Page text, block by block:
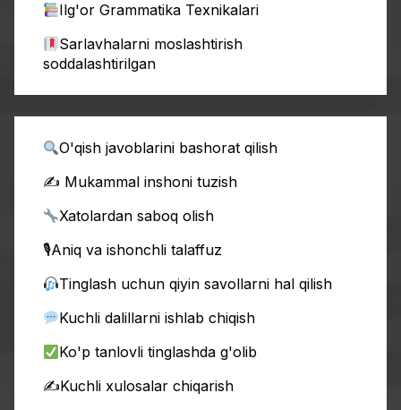
Ilg'or Grammatika Texnikalari
Sarlavhalarni moslashtirish
soddalashtirilgan
O'qish javoblarini bashorat qilish
✍️ Mukammal inshoni tuzish
Xatolardan saboq olish
🎙Aniq va ishonchli talaffuz
Tinglash uchun qiyin savollarni hal qilish
Kuchli dalillarni ishlab chiqish
Ko'p tanlovli tinglashda g'olib
✍️Kuchli xulosalar chiqarish